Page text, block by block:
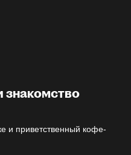
знакомство
и приветственный кофе-